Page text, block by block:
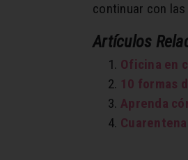
continuar con
Artículos
Oficina en
10 formas
Aprenda